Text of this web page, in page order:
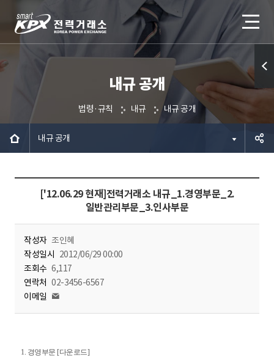
내규 공개
법령·규칙 내규 내규 공개
내규 공개
['12.06.29 현재]전력거래소 내규_1.경영부문_2.
일반관리부문_3.인사부문
작성자 조인혜
작성일시 2012/06/29 00:00
조회수 6,117
연락처 02-3456-6567
이메일
1. 경영부문 [다운로드]
퀵메